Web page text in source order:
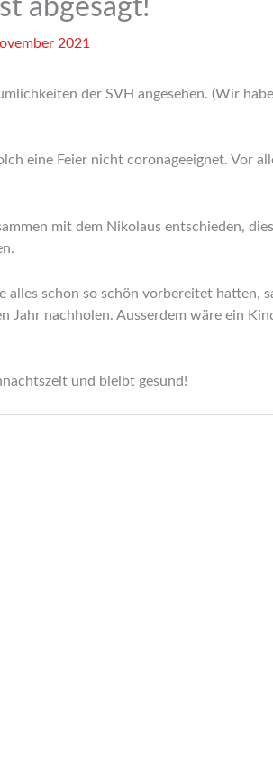
abgesagt!
2021
der SVH angesehen. (Wir
eine Feier nicht coronageeignet. Vor
mit dem Nikolaus entschieden,
alles schon so schön vorbereitet hatten,
Jahr nachholen. Ausserdem wäre ein
und bleibt gesund!